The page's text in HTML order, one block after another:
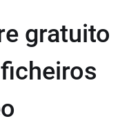
gratuito